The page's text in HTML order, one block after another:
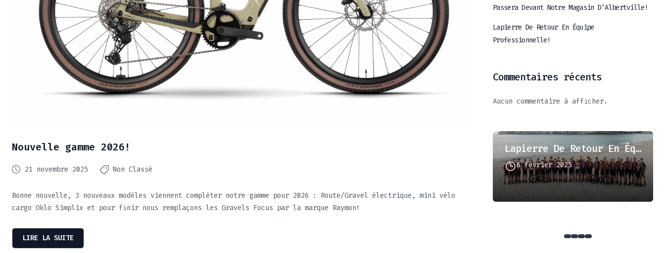
Nouvelle gamme 2026!
21 novembre 2025 Non Classé
Bonne nouvelle, 3 nouveaux modèles viennent compléter notre gamme pour 2026 : Route/Gravel électrique, mini vélo
cargo Oklö Simplix et pour finir nous remplaçons les Gravels Focus par la marque Raymon!
LIRE LA SUITE
Passera Devant Notre Magasin D’Albertville!
Lapierre De Retour En Équipe
Professionnelle!
Commentaires récents
Aucun commentaire à afficher.
21 novembre 2025
Lapierre De Retour En Équipe Professionnelle!
6 février 2025